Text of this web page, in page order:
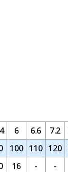
6 6.6 7.2
100 110 120
16 - -